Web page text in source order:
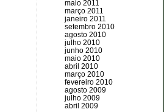
maio 2011
março 2011
janeiro 2011
setembro 2010
agosto 2010
julho 2010
junho 2010
maio 2010
abril 2010
março 2010
fevereiro 2010
agosto 2009
julho 2009
abril 2009